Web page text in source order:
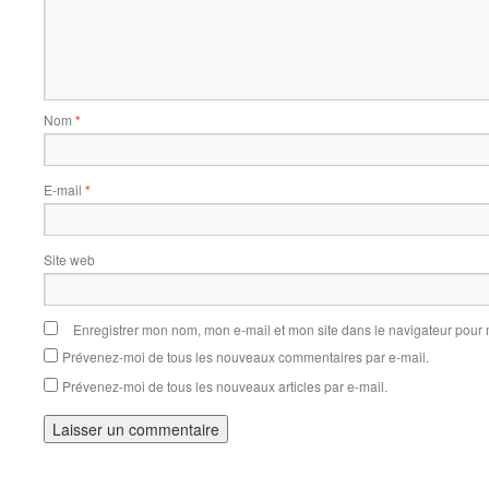
Nom *
E-mail *
Site web
Enregistrer mon nom, mon e-mail et mon site dans le navigateur
Prévenez-moi de tous les nouveaux commentaires par e-mail.
Prévenez-moi de tous les nouveaux articles par e-mail.